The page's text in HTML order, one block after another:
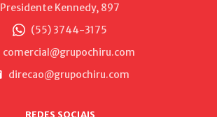
Presidente Kennedy, 897
(55) 3744-3175
comercial@grupochiru.com
direcao@grupochiru.com
REDES SOCIAIS